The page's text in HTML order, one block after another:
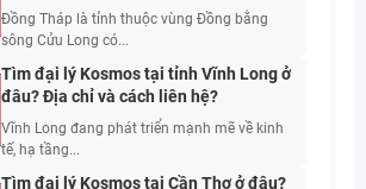
Đồng Tháp là tỉnh thuộc vùng Đồng bằng
sông Cửu Long có...
Tìm đại lý Kosmos tại tỉnh Vĩnh Long ở
đâu? Địa chỉ và cách liên hệ?
Vĩnh Long đang phát triển mạnh mẽ về kinh
tế, hạ tầng...
Tìm đại lý Kosmos tại Cần Thơ ở đâu?